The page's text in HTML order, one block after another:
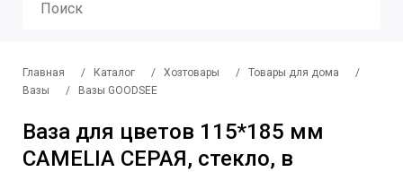
Главная / Каталог / Хозтовары / Товары для дома
/
Вазы
/ Вазы GOODSEE
Ваза для цветов 115*185 мм
CAMELIA СЕРАЯ, стекло, в